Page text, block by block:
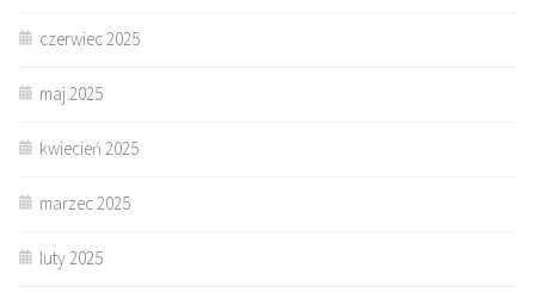
czerwiec 2025
maj 2025
kwiecień 2025
marzec 2025
luty 2025